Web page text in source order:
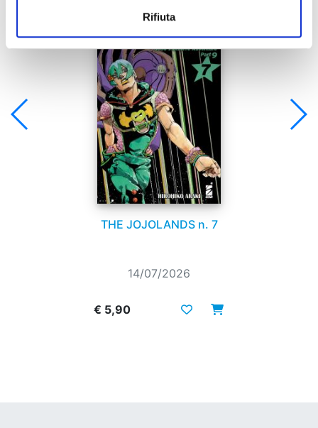
Rifiuta
THE JOJOLANDS n. 7
14/07/2026
€ 5,90